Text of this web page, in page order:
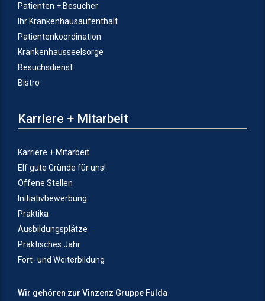
Patienten + Besucher
Ihr Krankenhausaufenthalt
Patientenkoordination
Krankenhausseelsorge
Besuchsdienst
Bistro
Karriere + Mitarbeit
Karriere + Mitarbeit
Elf gute Gründe für uns!
Offene Stellen
Initiativbewerbung
Praktika
Ausbildungsplätze
Praktisches Jahr
Fort- und Weiterbildung
Wir gehören zur Vinzenz Gruppe Fulda